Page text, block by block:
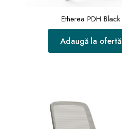
Etherea PDH Black
Adaugă la ofertă